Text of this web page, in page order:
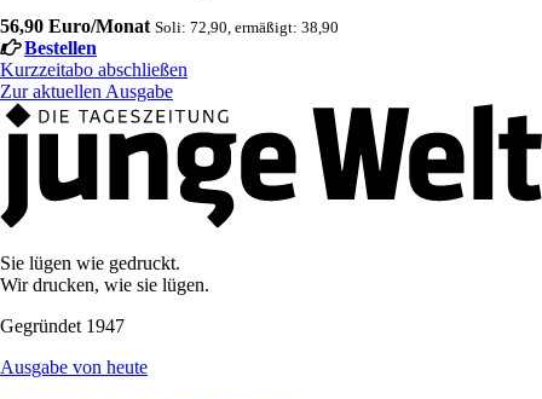
56,90 Euro/Monat Soli: 72,90, ermäßigt: 38,90
Bestellen
Kurzzeitabo abschließen
Zur aktuellen Ausgabe
Sie lügen wie gedruckt.
Wir drucken, wie sie lügen.
Gegründet 1947
Ausgabe von heute